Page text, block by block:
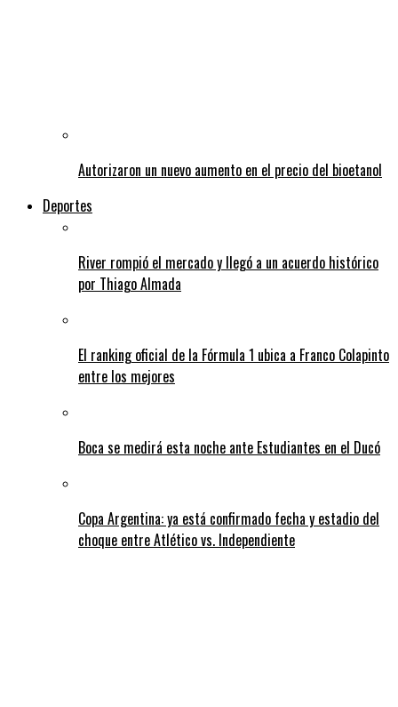
Autorizaron un nuevo aumento en el precio del bioetanol
Deportes
River rompió el mercado y llegó a un acuerdo histórico
por Thiago Almada
El ranking oficial de la Fórmula 1 ubica a Franco Colapinto
entre los mejores
Boca se medirá esta noche ante Estudiantes en el Ducó
Copa Argentina: ya está confirmado fecha y estadio del
choque entre Atlético vs. Independiente